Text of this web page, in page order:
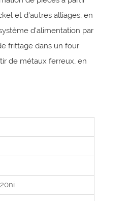
et d'autres alliages, en
d'alimentation par
frittage dans un four
de métaux ferreux, en